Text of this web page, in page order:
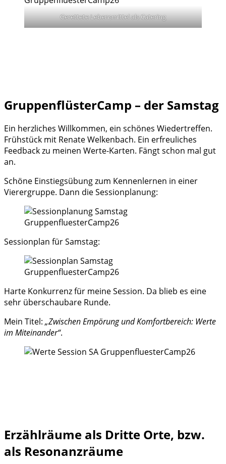
Gerettete Lebensmittel als Catering
GruppenflüsterCamp – der Samstag
Ein herzliches Willkommen, ein schönes Wiedertreffen.
Frühstück mit Renate Welkenbach. Ein erfreuliches
Feedback zu meinen Werte-Karten. Fängt schon mal gut
an.
Schöne Einstiegsübung zum Kennenlernen in einer
Vierergruppe. Dann die Sessionplanung:
Sessionplan für Samstag:
Harte Konkurrenz für meine Session. Da blieb es eine
sehr überschaubare Runde.
Mein Titel:„Zwischen Empörung und Komfortbereich: Werte
im Miteinander“.
Erzählräume als Dritte Orte, bzw.
als Resonanzräume